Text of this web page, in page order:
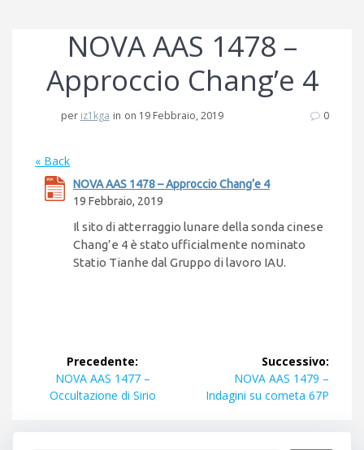
NOVA AAS 1478 –
Approccio Chang’e 4
per iz1kga in on 19 Febbraio, 2019 0
« Back
NOVA AAS 1478 – Approccio Chang’e 4
19 Febbraio, 2019
Il sito di atterraggio lunare della sonda cinese
Chang’e 4 è stato ufficialmente nominato
Statio Tianhe dal Gruppo di lavoro IAU.
Navigazione
articoli
Precedente:
Articolo
precedente:
NOVA AAS 1477 –
Occultazione di Sirio
Successivo:
Articolo
successivo:
NOVA AAS 1479 –
Indagini su cometa 67P